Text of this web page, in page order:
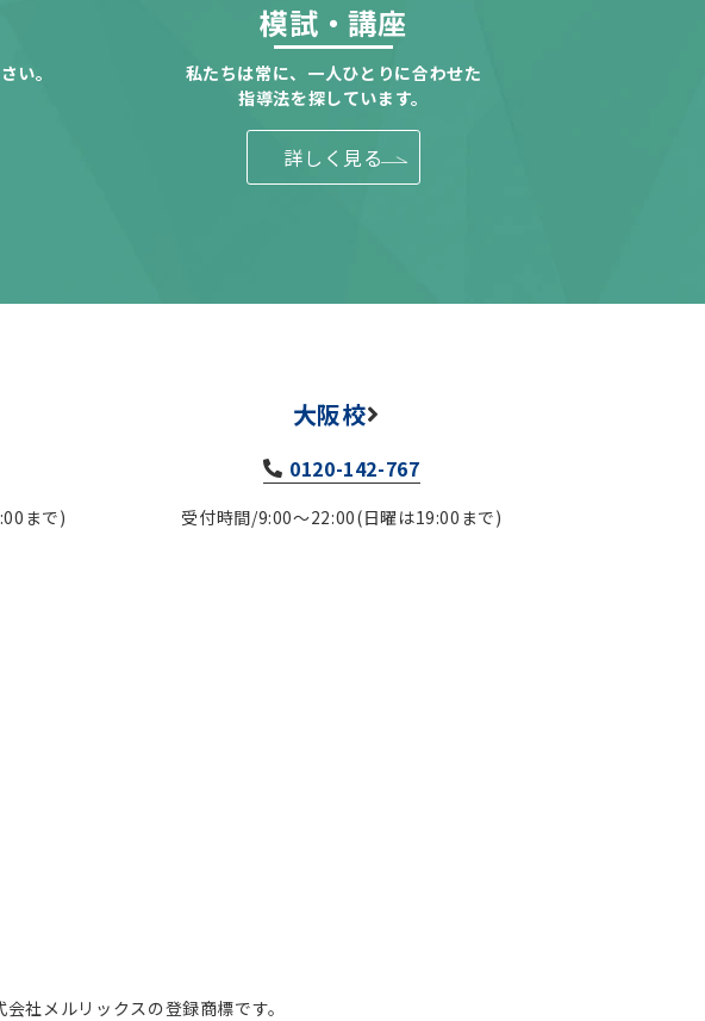
い。
模試・講座
私たちは常に、一人ひとりに合わせた
指導法を探しています。
詳しく見る
まで)
大阪校
0120-142-767
受付時間/9:00～22:00(日曜は19:00まで)
社メルリックスの登録商標です。